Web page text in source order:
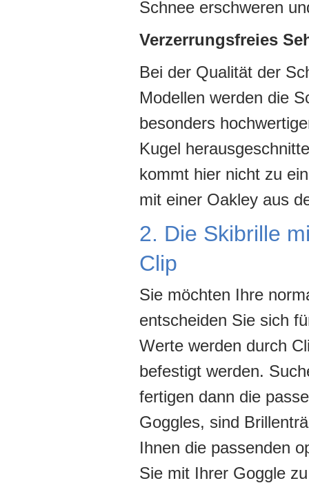
Schnee erschweren
Verzerrungsfreies
Bei der Qualität der
Modellen werden die
besonders
Kugel
kommt hier nicht zu
mit einer Oakley aus
2. Die Skibrille
Clip
Sie möchten Ihre
entscheiden Sie sich
Werte werden durch
befestigt werden.
fertigen dann die
Goggles, sind
Ihnen die passenden
Sie mit Ihrer Goggle